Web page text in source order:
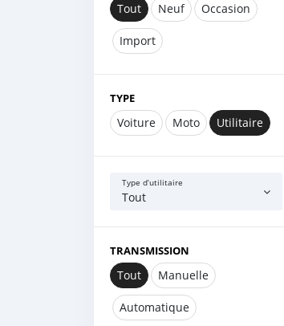
Tout Neuf Occasion
Import
TYPE
Voiture Moto Utilitaire
Type d’utilitaire
Tout
TRANSMISSION
Tout Manuelle
Automatique